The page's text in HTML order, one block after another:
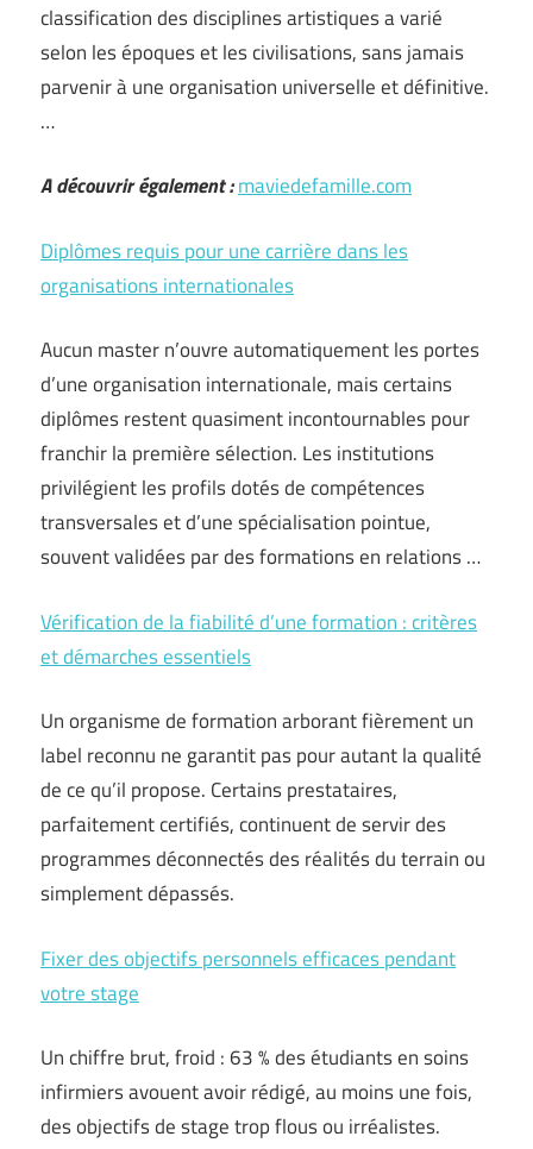
classification des disciplines artistiques a varié
selon les époques et les civilisations, sans jamais
parvenir à une organisation universelle et définitive.
…
A découvrir également :maviedefamille.com
Diplômes requis pour une carrière dans les
organisations internationales
Aucun master n’ouvre automatiquement les portes
d’une organisation internationale, mais certains
diplômes restent quasiment incontournables pour
franchir la première sélection. Les institutions
privilégient les profils dotés de compétences
transversales et d’une spécialisation pointue,
souvent validées par des formations en relations …
Vérification de la fiabilité d’une formation : critères
et démarches essentiels
Un organisme de formation arborant fièrement un
label reconnu ne garantit pas pour autant la qualité
de ce qu’il propose. Certains prestataires,
parfaitement certifiés, continuent de servir des
programmes déconnectés des réalités du terrain ou
simplement dépassés.
Fixer des objectifs personnels efficaces pendant
votre stage
Un chiffre brut, froid : 63 % des étudiants en soins
infirmiers avouent avoir rédigé, au moins une fois,
des objectifs de stage trop flous ou irréalistes.